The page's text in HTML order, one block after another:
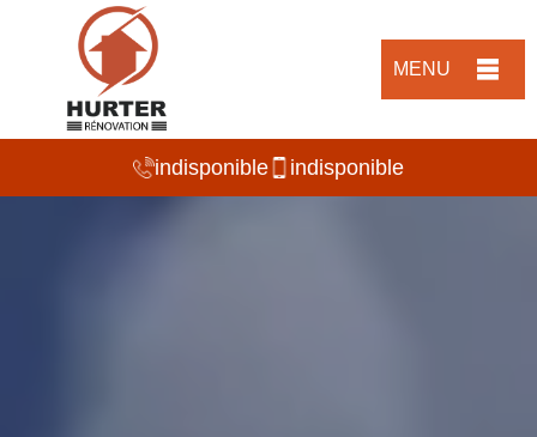
MENU
indisponible indisponible